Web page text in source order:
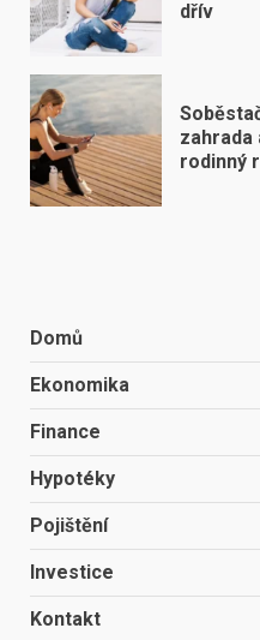
dřív
zahrada
rodinný
Domů
Ekonomika
Finance
Hypotéky
Pojištění
Investice
Kontakt